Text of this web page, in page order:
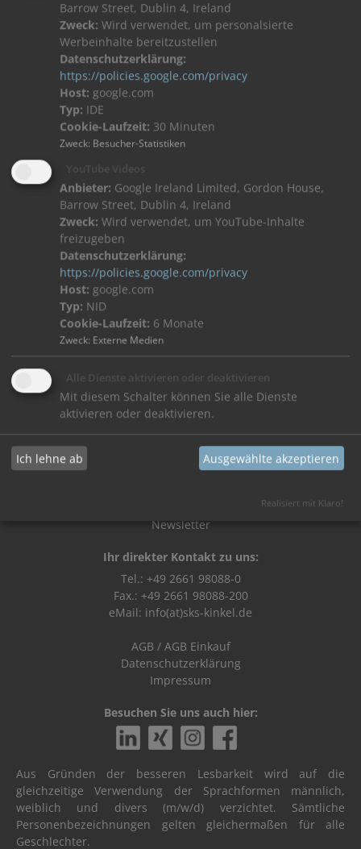
Downloads:
Kurzanleitung IP Switch 10 Port PoE
Produktdatenblatt 300114 IP-Switch 10 Port PoE
Videoinnensprechstellen
Audioinnensprechstellen
Türstationen
SKS Serviceportal
Elektro-Handwerk
Newsletter
Ihr direkter Kontakt zu uns:
Tel.: +49 2661 98088-0
Fax.: +49 2661 98088-200
eMail: info(at)sks-kinkel.de
AGB / AGB Einkauf
Datenschutzerklärung
Impressum
Besuchen Sie uns auch hier:
Aus Gründen der besseren Lesbarkeit wird auf die
gleichzeitige Verwendung der Sprachformen männlich,
weiblich und divers (m/w/d) verzichtet. Sämtliche
Personenbezeichnungen gelten gleichermaßen für alle
Geschlechter.
Barrow Street, Dublin 4, Ireland
Zweck: Wird verwendet, um personalsierte
Werbeinhalte bereitzustellen
Datenschutzerklärung:
https://policies.google.com/privacy
Host: google.com
Typ: IDE
Cookie-Laufzeit: 30 Minuten
Zweck: Besucher-Statistiken
YouTube Videos
Anbieter: Google Ireland Limited, Gordon House,
Barrow Street, Dublin 4, Ireland
Zweck: Wird verwendet, um YouTube-Inhalte
freizugeben
Datenschutzerklärung:
https://policies.google.com/privacy
Host: google.com
Typ: NID
Cookie-Laufzeit: 6 Monate
Zweck: Externe Medien
Alle Dienste aktivieren oder deaktivieren
Mit diesem Schalter können Sie alle Dienste
aktivieren oder deaktivieren.
Ich lehne ab Ausgewählte akzeptieren
Realisiert mit Klaro!